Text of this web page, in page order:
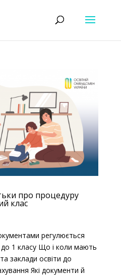
про процедуру
клас
регулюється
1 класу Що і коли мають
заклади освіти до
Які документи й